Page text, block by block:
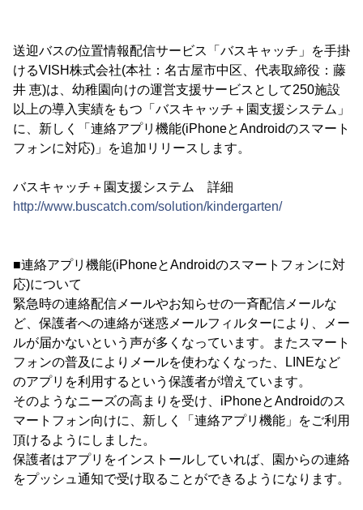
送迎バスの位置情報配信サービス「バスキャッチ」を手掛
けるVISH株式会社(本社：名古屋市中区、代表取締役：藤
井 恵)は、幼稚園向けの運営支援サービスとして250施設
以上の導入実績をもつ「バスキャッチ＋園支援システム」
に、新しく「連絡アプリ機能(iPhoneとAndroidのスマート
フォンに対応)」を追加リリースします。
バスキャッチ＋園支援システム 詳細
http://www.buscatch.com/solution/kindergarten/
■連絡アプリ機能(iPhoneとAndroidのスマートフォンに対
応)について
緊急時の連絡配信メールやお知らせの一斉配信メールな
ど、保護者への連絡が迷惑メールフィルターにより、メー
ルが届かないという声が多くなっています。またスマート
フォンの普及によりメールを使わなくなった、LINEなど
のアプリを利用するという保護者が増えています。
そのようなニーズの高まりを受け、iPhoneとAndroidのス
マートフォン向けに、新しく「連絡アプリ機能」をご利用
頂けるようにしました。
保護者はアプリをインストールしていれば、園からの連絡
をプッシュ通知で受け取ることができるようになります。